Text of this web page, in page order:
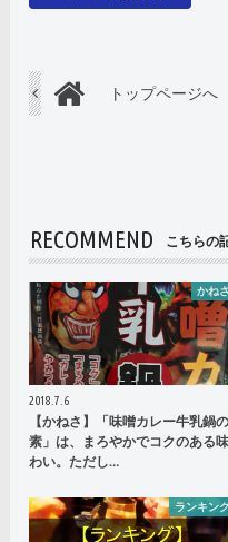
トップページへ
RECOMMEND こちらの
かねさ
2018.7.6
【かねさ】「味噌カレー牛乳鍋の
素」は、まろやかでコクのある味
わい。ただし…
ランキン